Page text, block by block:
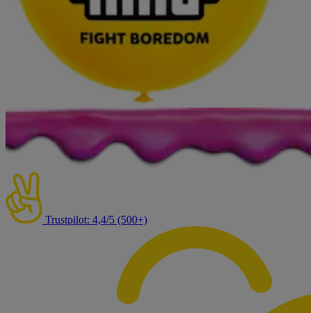
Trustpilot: 4,4/5 (500+)